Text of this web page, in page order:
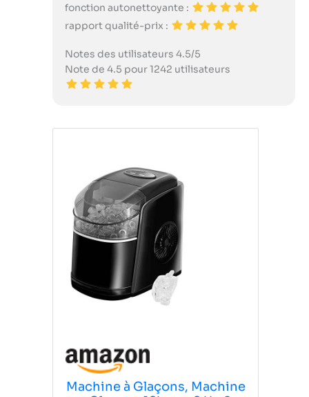
fonction autonettoyante :
rapport qualité-prix :
Notes des utilisateurs 4.5/5
Note de 4.5 pour 1242 utilisateurs
Machine à Glaçons, Machine